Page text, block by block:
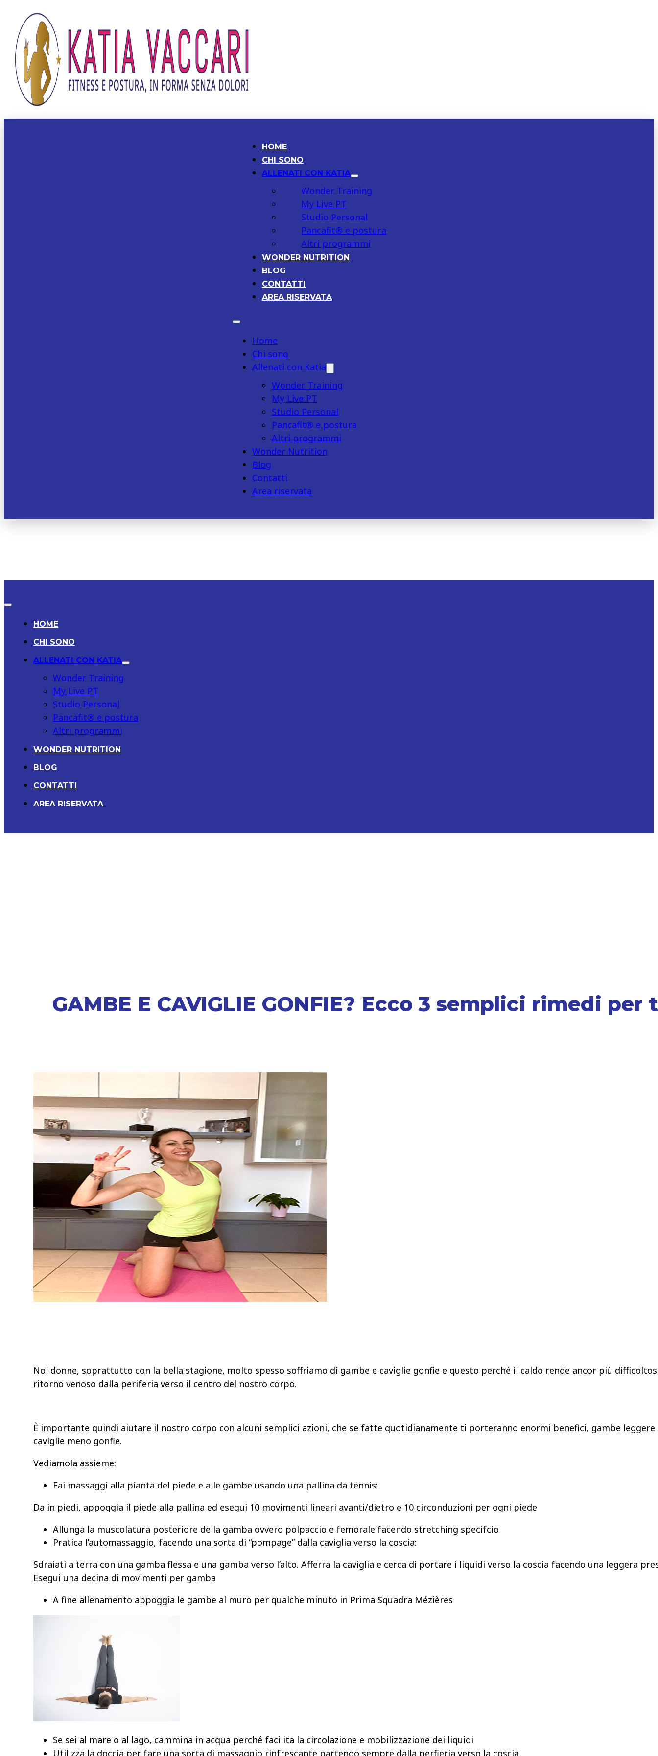
HOME
CHI SONO
ALLENATI CON KATIA
Wonder Training
My Live PT
Studio Personal
Pancafit® e postura
Altri programmi
WONDER NUTRITION
BLOG
CONTATTI
AREA RISERVATA
Home
Chi sono
Allenati con Katia
Wonder Training
My Live PT
Studio Personal
Pancafit® e postura
Altri programmi
Wonder Nutrition
Blog
Contatti
Area riservata
HOME
CHI SONO
ALLENATI CON KATIA
Wonder Training
My Live PT
Studio Personal
Pancafit® e postura
Altri programmi
WONDER NUTRITION
BLOG
CONTATTI
AREA RISERVATA
GAMBE E CAVIGLIE GONFIE? Ecco 3 semplici rimedi per
Noi donne, soprattutto con la bella stagione, molto spesso soffriamo di gambe e caviglie gonfie e questo perché il caldo rende ancor più
ritorno venoso dalla periferia verso il centro del nostro corpo.
È importante quindi aiutare il nostro corpo con alcuni semplici azioni, che se fatte quotidianamente ti porteranno enormi benefici, gambe leggere
caviglie meno gonfie.
Vediamola assieme:
Fai massaggi alla pianta del piede e alle gambe usando una pallina da tennis:
Da in piedi, appoggia il piede alla pallina ed esegui 10 movimenti lineari avanti/dietro e 10 circonduzioni per ogni piede
Allunga la muscolatura posteriore della gamba ovvero polpaccio e femorale facendo stretching specifcio
Pratica l’automassaggio, facendo una sorta di “pompage” dalla caviglia verso la coscia:
Sdraiati a terra con una gamba flessa e una gamba verso l’alto. Afferra la caviglia e cerca di portare i liquidi verso la coscia facendo una leggera
Esegui una decina di movimenti per gamba
A fine allenamento appoggia le gambe al muro per qualche minuto in Prima Squadra Mézières
Se sei al mare o al lago, cammina in acqua perché facilita la circolazione e mobilizzazione dei liquidi
Utilizza la doccia per fare una sorta di massaggio rinfrescante partendo sempre dalla perfieria verso la coscia